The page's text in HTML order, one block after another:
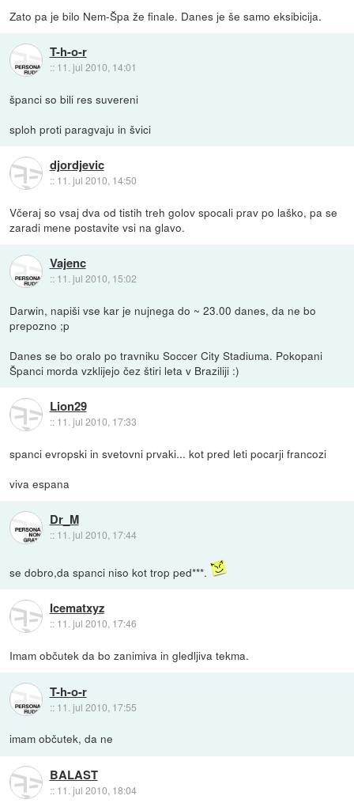
Zato pa je bilo Nem-Špa že finale. Danes je še samo eksibicija.
T-h-o-r
:: 11. jul 2010, 14:01
španci so bili res suvereni
sploh proti paragvaju in švici
djordjevic
:: 11. jul 2010, 14:50
Včeraj so vsaj dva od tistih treh golov spocali prav po laško, pa se
zaradi mene postavite vsi na glavo.
Vajenc
:: 11. jul 2010, 15:02
Darwin, napiši vse kar je nujnega do ~ 23.00 danes, da ne bo
prepozno ;p
Danes se bo oralo po travniku Soccer City Stadiuma. Pokopani
Španci morda vzklijejo čez štiri leta v Braziliji :)
Lion29
:: 11. jul 2010, 17:33
spanci evropski in svetovni prvaki... kot pred leti pocarji francozi
viva espana
Dr_M
:: 11. jul 2010, 17:44
se dobro,da spanci niso kot trop ped***.
Icematxyz
:: 11. jul 2010, 17:46
Imam občutek da bo zanimiva in gledljiva tekma.
T-h-o-r
:: 11. jul 2010, 17:55
imam občutek, da ne
BALAST
:: 11. jul 2010, 18:04